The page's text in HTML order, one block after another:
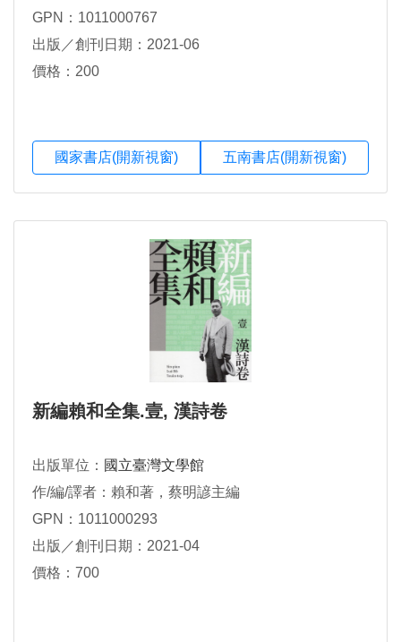
GPN：1011000767
出版／創刊日期：2021-06
價格：200
國家書店(開新視窗) 五南書店(開新視窗)
新編賴和全集.壹, 漢詩卷
出版單位： 國立臺灣文學館
作/編/譯者：賴和著，蔡明諺主編
GPN：1011000293
出版／創刊日期：2021-04
價格：700